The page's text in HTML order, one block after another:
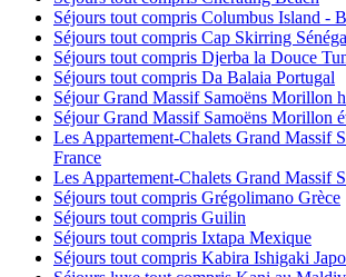
Séjours tout compris Columbus Island -
Séjours tout compris Cap Skirring
Séjours tout compris Djerba la Douce
Séjours tout compris Da Balaia Portugal
Séjour Grand Massif Samoëns Morillon
Séjour Grand Massif Samoëns Morillon
Les Appartement-Chalets Grand Massif
France
Les Appartement-Chalets Grand Massif
Séjours tout compris Grégolimano Grèce
Séjours tout compris Guilin
Séjours tout compris Ixtapa Mexique
Séjours tout compris Kabira Ishigaki